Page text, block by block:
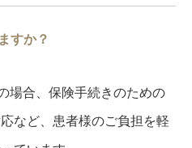
すか？
場合、保険手続きのための
など、患者様のご負担を軽